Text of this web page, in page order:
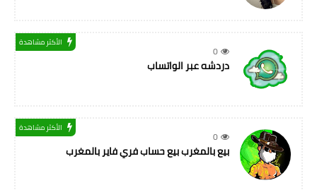
0
الأكثر مشاهدة
دردشه عبر الواتساب
0
الأكثر مشاهدة
بيع بالمغرب بيع حساب فري فاير بالمغرب